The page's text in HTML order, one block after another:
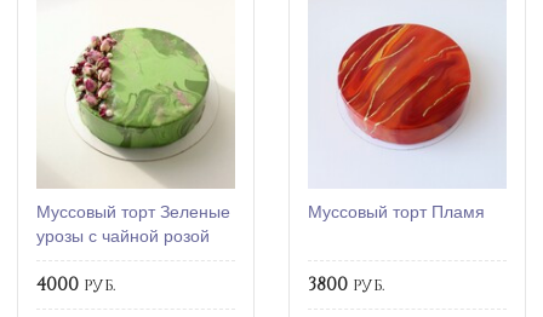
Муссовый торт Зеленые
урозы с чайной розой
4000 руб.
Муссовый торт Пламя
3800 руб.